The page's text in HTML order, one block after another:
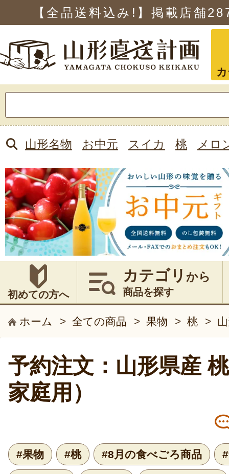
【全品送料込み!】掲載店舗
索:
山形名物 お中元 スイカ 桃 メロ
初めての方へ
カテゴリ から
商品を探す
ホーム > 全ての商品 > 果物 > 桃 >
予約注文：山形県産
家庭用）
#果物 #桃 #8月の食べごろ商品